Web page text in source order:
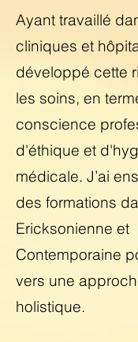
Ayant travaillé
cliniques et
développé cette
les soins, en
conscience
d'éthique et
médicale. J’ai
des formations
Ericksonienne et
Contemporaine
vers une
holistique.